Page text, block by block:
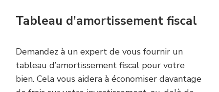
Tableau d’amortissement fiscal
Demandez à un expert de vous fournir un
tableau d’amortissement fiscal pour votre
bien. Cela vous aidera à économiser davantage